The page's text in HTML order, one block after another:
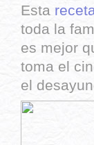
Esta
toda la
es mejor
toma el
el